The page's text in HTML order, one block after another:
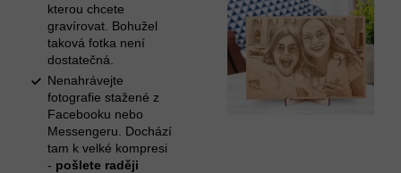
kterou chcete
gravírovat. Bohužel
taková fotka není
dostatečná.
Nenahrávejte
fotografie stažené z
Facebooku nebo
Messengeru. Dochází
tam k velké kompresi
- pošlete raději